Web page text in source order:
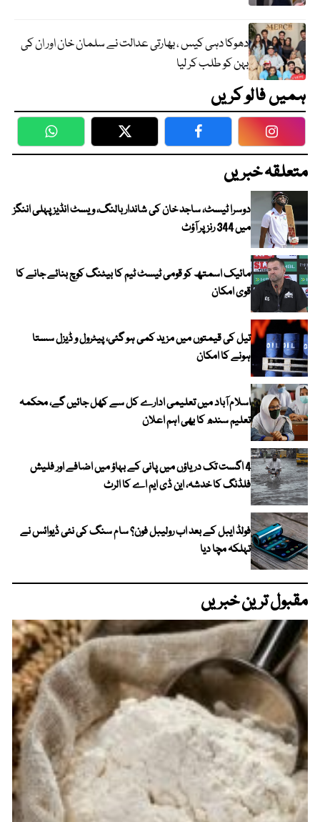
دھوکا دہی کیس ، بھارتی عدالت نے سلمان خان اور ان کی
بہن کو طلب کر لیا
ہمیں فالو کریں
WhatsApp Twitter Facebook
متعلقہ خبریں
دوسرا ٹیسٹ، ساجد خان کی شاندار بالنگ، ویسٹ انڈیز پہلی اننگز
میں 344 رنز پر آؤٹ
مائیک اسمتھ کو قومی ٹیسٹ ٹیم کا بیٹنگ کوچ بنائے جانے کا
قوی امکان
تیل کی قیمتوں میں مزید کمی ہو گئی، پیٹرول و ڈیزل سستا
ہونے کا امکان
اسلام آباد میں تعلیمی ادارے کل سے کھل جائیں گے، محکمہ
تعلیم سندھ کا بھی اہم اعلان
4 اگست تک دریاؤں میں پانی کے بہاؤ میں اضافے اور فلیش
فلڈنگ کا خدشہ، این ڈی ایم اے کا الرٹ
فولڈ ایبل کے بعد اب رولیبل فون؟ سام سنگ کی نئی ڈیوائس نے
تہلکہ مچا دیا
مقبول ترین خبریں